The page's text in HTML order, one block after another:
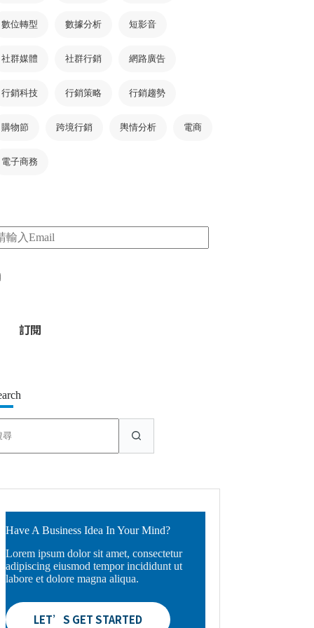
數位轉型 數據分析 短影音
社群媒體 社群行銷 網路廣告
行銷科技 行銷策略 行銷趨勢
購物節 跨境行銷 輿情分析 電商
電子商務
Have A Business Idea In Your Mind?
Lorem ipsum dolor sit amet, consectetur
adipiscing eiusmod tempor incididunt ut
labore et dolore magna aliqua.
LET’S GET STARTED